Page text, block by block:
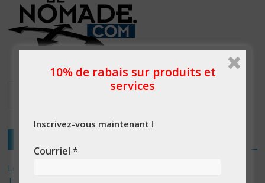
Les 3 meilleurs réponses de politiciens Canadiens pour Donald
Trump
10% de rabais sur produits et
services
Inscrivez-vous maintenant !
Courriel *